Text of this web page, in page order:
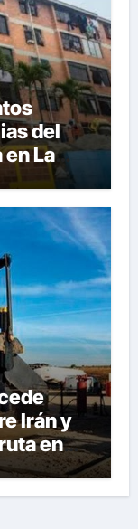
del
La
Irán y
en